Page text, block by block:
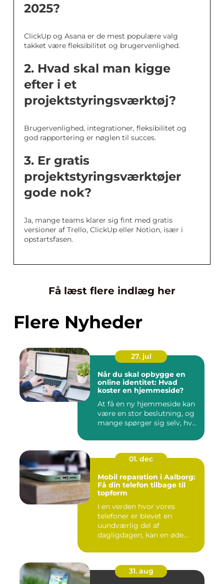
2025?
ClickUp og Asana er de mest populære valg
takket være fleksibilitet og brugervenlighed.
2. Hvad skal man kigge
efter i et
projektstyringsværktøj?
Brugervenlighed, integrationer, fleksibilitet og
god rapportering er nøglen til succes.
3. Er gratis
projektstyringsværktøjer
gode nok?
Ja, mange teams klarer sig fint med gratis
versioner af Trello, ClickUp eller Notion, især i
opstartsfasen.
Få læst flere indlæg her
Flere Nyheder
27. jul
Når du skal opbygge en
online identitet: Hvad
koster en hjemmeside?
At få en ny hjemmeside kan
være en stor beslutning, og
mange spørger sig selv, hv...
01. dec
Mobil reparation i Aalborg:
Få din telefon tilbage til
topform
I en verden hvor vores
telefoner er blevet en
uundværlig del af
dagligdagen, kan en øde...
31. aug